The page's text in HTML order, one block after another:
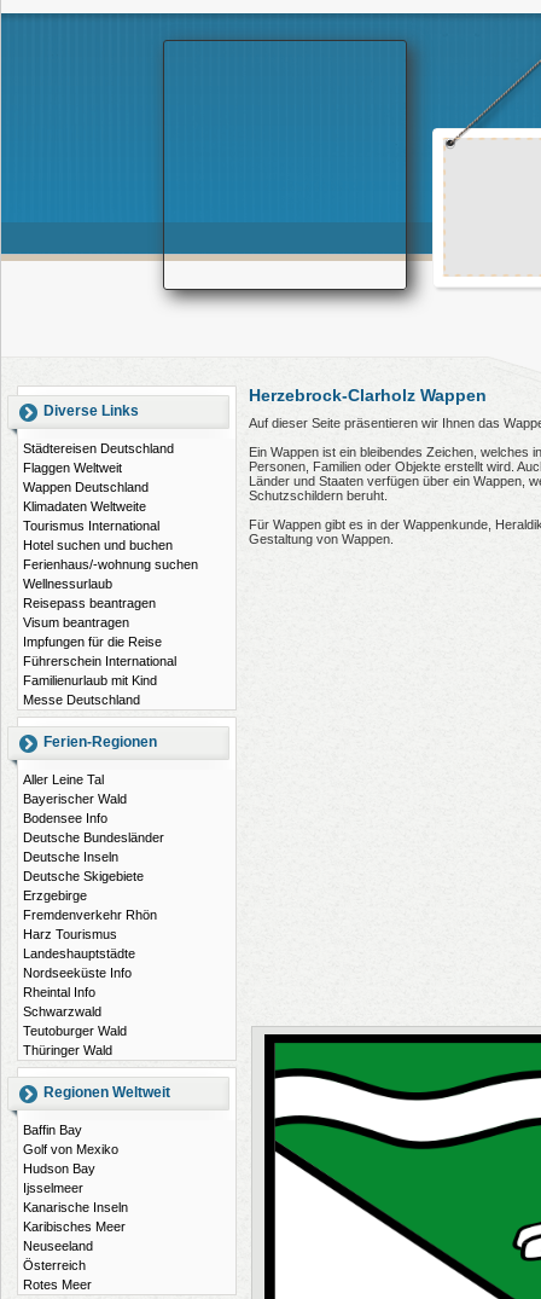
Diverse Links
Städtereisen Deutschland
Flaggen Weltweit
Wappen Deutschland
Klimadaten Weltweite
Tourismus International
Hotel suchen und buchen
Ferienhaus/-wohnung suchen
Wellnessurlaub
Reisepass beantragen
Visum beantragen
Impfungen für die Reise
Führerschein International
Familienurlaub mit Kind
Messe Deutschland
Ferien-Regionen
Aller Leine Tal
Bayerischer Wald
Bodensee Info
Deutsche Bundesländer
Deutsche Inseln
Deutsche Skigebiete
Erzgebirge
Fremdenverkehr Rhön
Harz Tourismus
Landeshauptstädte
Nordseeküste Info
Rheintal Info
Schwarzwald
Teutoburger Wald
Thüringer Wald
Regionen Weltweit
Baffin Bay
Golf von Mexiko
Hudson Bay
Ijsselmeer
Kanarische Inseln
Karibisches Meer
Neuseeland
Österreich
Rotes Meer
Herzebrock-Clarholz Wappen
Auf dieser Seite präsentieren wir Ihnen das
Ein Wappen ist ein bleibendes Zeichen, welches
Personen, Familien oder Objekte erstellt wird.
Länder und Staaten verfügen über ein Wappen,
Schutzschildern beruht.
Für Wappen gibt es in der Wappenkunde,
Gestaltung von Wappen.